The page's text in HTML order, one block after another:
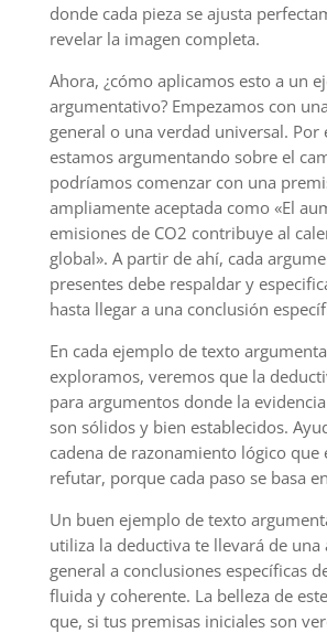
donde cada pieza se ajusta
revelar la imagen completa.
Ahora, ¿cómo aplicamos esto a un
argumentativo? Empezamos con
general o una verdad universal. Por
estamos argumentando sobre el
podríamos comenzar con una
ampliamente aceptada como «El
emisiones de CO2 contribuye al
global». A partir de ahí, cada
presentes debe respaldar y
hasta llegar a una conclusión
En cada ejemplo de texto
exploramos, veremos que la
para argumentos donde la
son sólidos y bien establecidos.
cadena de razonamiento lógico que
refutar, porque cada paso se basa
Un buen ejemplo de texto
utiliza la deductiva te llevará de una
general a conclusiones específicas
fluida y coherente. La belleza de
que, si tus premisas iniciales son